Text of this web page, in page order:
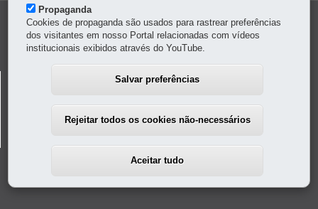
Navegação
Principal
Revista
Transito
DEPARTAMENTO DE TRÂNSITO DO PARANÁ -
Av. Victor Ferreira do Amaral, 2940 - Capão da Imbuia-
Propaganda
Cookies de propaganda são usados para rastrear preferências
dos visitantes em nosso Portal relacionadas com vídeos
institucionais exibidos através do YouTube.
Salvar preferências
Rejeitar todos os cookies não-necessários
Aceitar tudo